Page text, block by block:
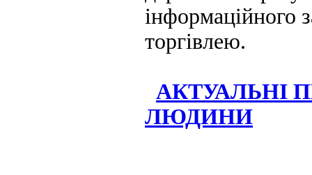
інформаційного
торгівлею.
АКТУАЛЬНІ
ЛЮДИНИ